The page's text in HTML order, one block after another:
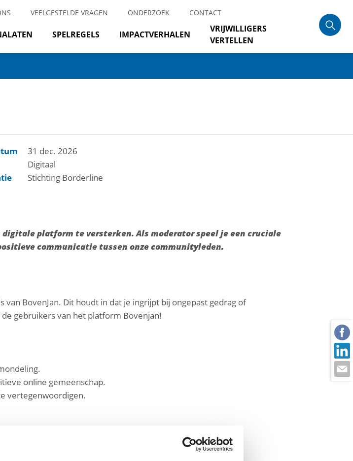
VEELGESTELDE VRAGEN ONDERZOEK CONTACT
SPELREGELS IMPACTVERHALEN
VRIJWILLIGERS
VERTELLEN
31 dec. 2026
Digitaal
Stichting Borderline
platform te versterken. Als moderator speel je een cruciale
communicatie tussen onze communityleden.
BovenJan. Dit houdt in dat je ingrijpt bij ongepast gedrag of
gebruikers van het platform Bovenjan!
online gemeenschap.
vertegenwoordigen.